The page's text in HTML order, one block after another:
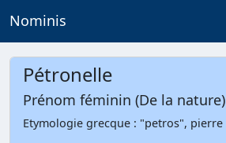
Nominis
Pétronelle
Prénom féminin (De la nature)
Etymologie grecque : "petros", pierre